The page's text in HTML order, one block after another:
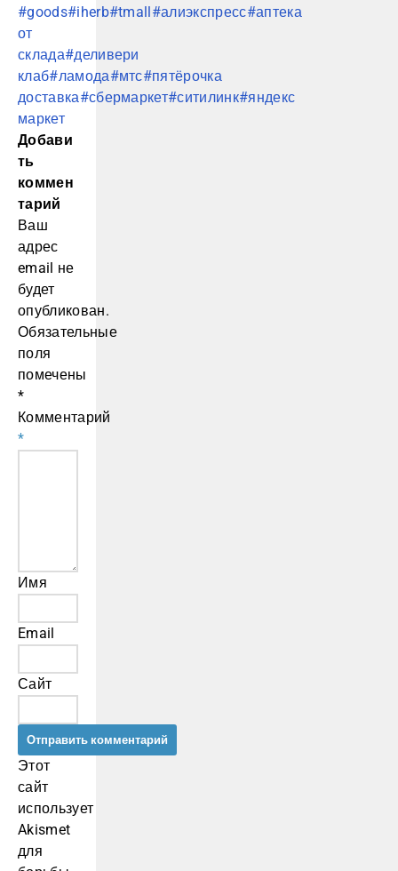
#goods#iherb#tmall#алиэкспресс#аптека
от
склада#деливери
клаб#ламода#мтс#пятёрочка
доставка#сбермаркет#ситилинк#яндекс
маркет
Добави
ть
коммен
тарий
Ваш
адрес
email не
будет
опубликован.
Обязательные
поля
помечены
*
Комментарий
*
Имя
Email
Сайт
Этот
сайт
использует
Akismet
для